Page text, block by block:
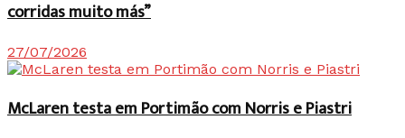
corridas muito más”
27/07/2026
McLaren testa em Portimão com Norris e Piastri